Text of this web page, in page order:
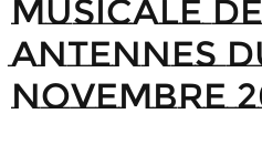
musicale
antennes
novembre